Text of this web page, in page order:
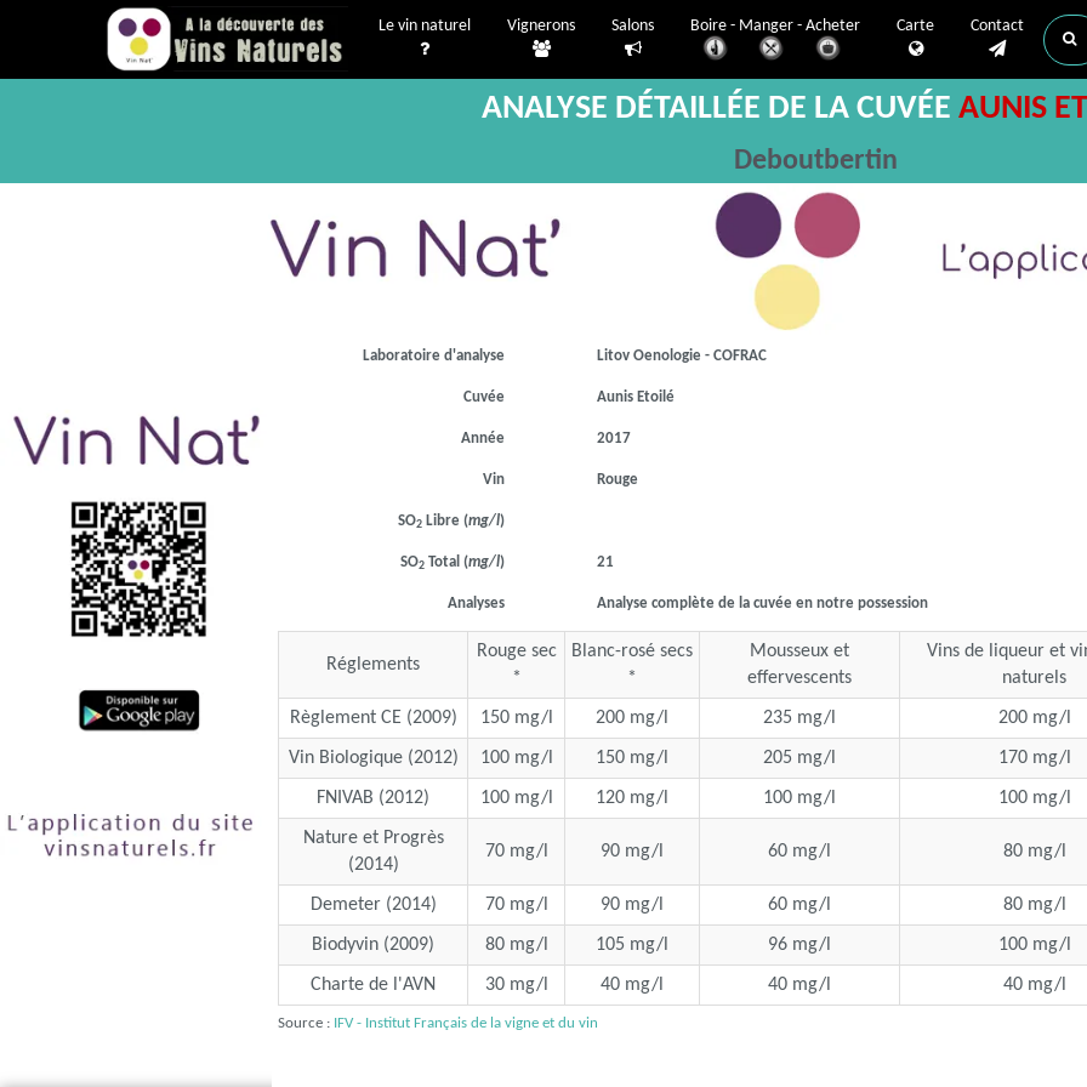
Le vin naturel Vignerons Salons Boire - Manger - Acheter Carte Contact
ANALYSE DÉTAILLÉE DE LA CUVÉE AUNIS
Deboutbertin
Laboratoire d'analyse
Cuvée
Année
Vin
SO2Libre (mg/l)
SO2Total (mg/l)
Analyses
Litov Oenologie - COFRAC
Aunis Etoilé
2017
Rouge
21
Analyse complète de la cuvée en notre possession
Réglements
Rouge sec
*
Blanc-rosé secs
*
Mousseux et
effervescents
Vins de liqueur et
naturels
Règlement CE (2009) 150 mg/l 200 mg/l 235 mg/l 200 mg/l
Vin Biologique (2012) 100 mg/l 150 mg/l 205 mg/l 170 mg/l
FNIVAB (2012) 100 mg/l 120 mg/l 100 mg/l 100 mg/l
Nature et Progrès
(2014)
70 mg/l 90 mg/l 60 mg/l 80 mg/l
Demeter (2014) 70 mg/l 90 mg/l 60 mg/l 80 mg/l
Biodyvin (2009) 80 mg/l 105 mg/l 96 mg/l 100 mg/l
Charte de l'AVN 30 mg/l 40 mg/l 40 mg/l 40 mg/l
Source : IFV - Institut Français de la vigne et du vin